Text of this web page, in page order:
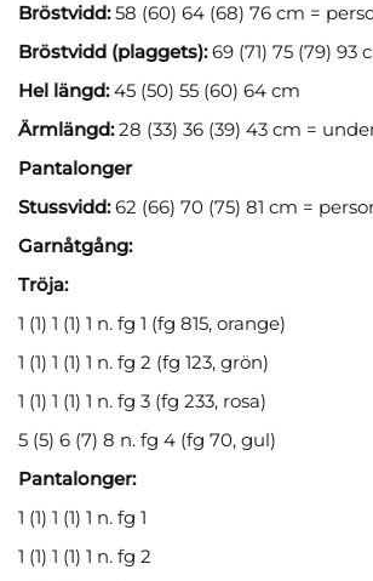
Bröstvidd:58 (60) 64 (68) 76 cm =
Bröstvidd (plaggets):69 (71) 75 (79) 93
Hel längd:45 (50) 55 (60) 64 cm
Ärmlängd:28 (33) 36 (39) 43 cm =
Pantalonger
Stussvidd:62 (66) 70 (75) 81 cm =
Garnåtgång:
Tröja:
1 (1) 1 (1) 1 n. fg 1 (fg 815, orange)
1 (1) 1 (1) 1 n. fg 2 (fg 123, grön)
1 (1) 1 (1) 1 n. fg 3 (fg 233, rosa)
5 (5) 6 (7) 8 n. fg 4 (fg 70, gul)
Pantalonger:
1 (1) 1 (1) 1 n. fg 1
1 (1) 1 (1) 1 n. fg 2